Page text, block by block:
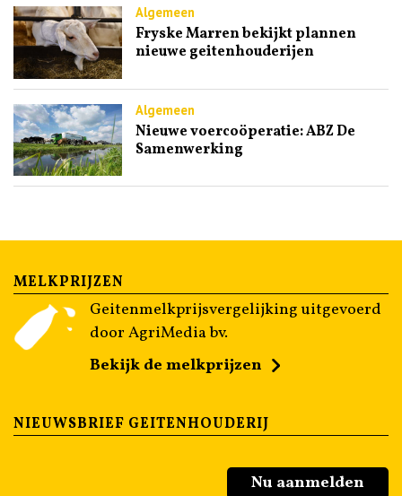
Algemeen
Fryske Marren bekijkt plannen
nieuwe geitenhouderijen
Algemeen
Nieuwe voercoöperatie: ABZ De
Samenwerking
MELKPRIJZEN
Geitenmelkprijsvergelijking uitgevoerd
door AgriMedia bv.
Bekijk de melkprijzen
NIEUWSBRIEF GEITENHOUDERIJ
Nu aanmelden